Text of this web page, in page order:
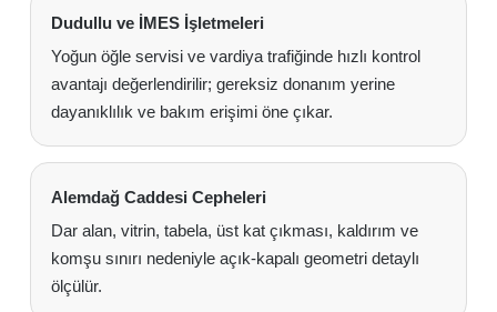
Dudullu ve İMES İşletmeleri
Yoğun öğle servisi ve vardiya trafiğinde hızlı kontrol
avantajı değerlendirilir; gereksiz donanım yerine
dayanıklılık ve bakım erişimi öne çıkar.
Alemdağ Caddesi Cepheleri
Dar alan, vitrin, tabela, üst kat çıkması, kaldırım ve
komşu sınırı nedeniyle açık-kapalı geometri detaylı
ölçülür.